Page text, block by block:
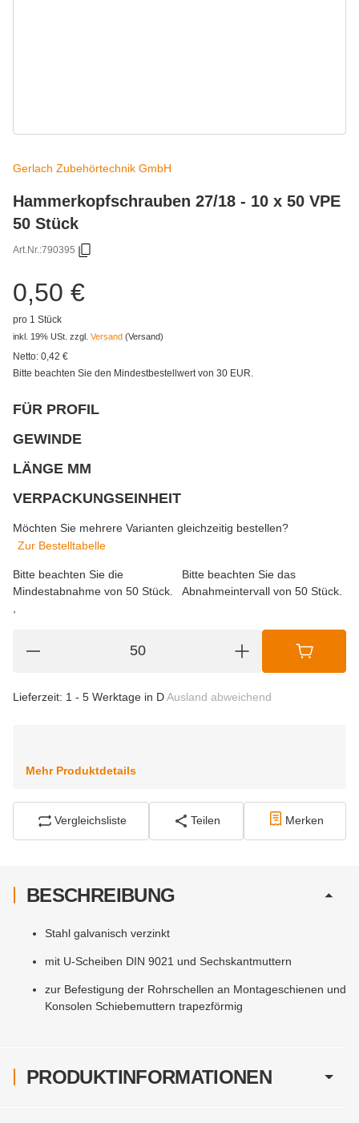
Gerlach Zubehörtechnik GmbH
Hammerkopfschrauben 27/18 - 10 x 50 VPE
50 Stück
Art.Nr.:790395
0,50 €
pro 1 Stück
inkl. 19% USt. zzgl. Versand (Versand)
Netto: 0,42 €
Bitte beachten Sie den Mindestbestellwert von 30 EUR.
FÜR PROFIL
GEWINDE
LÄNGE MM
VERPACKUNGSEINHEIT
Möchten Sie mehrere Varianten gleichzeitig bestellen?
Zur Bestelltabelle
Bitte beachten Sie die
Mindestabnahme von 50 Stück.
Bitte beachten Sie das
Abnahmeintervall von 50 Stück.
Lieferzeit: 1 - 5 Werktage in DAusland abweichend
Mehr Produktdetails
Vergleichsliste Teilen Merken
PRODUKTINFORMATIONEN
BESCHREIBUNG
Stahl galvanisch verzinkt
mit U-Scheiben DIN 9021 und Sechskantmuttern
zur Befestigung der Rohrschellen an Montageschienen und
Konsolen Schiebemuttern trapezförmig